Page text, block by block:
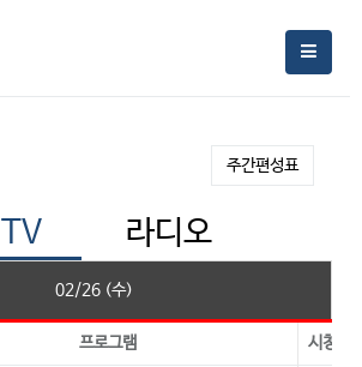
TV 라디오
주간편성표
02/26 (수)
프로그램 시청등